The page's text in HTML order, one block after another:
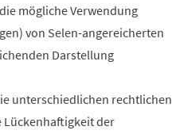
mögliche Verwendung
von Selen-angereicherten
Darstellung
unterschiedlichen rechtlichen
Lückenhaftigkeit der